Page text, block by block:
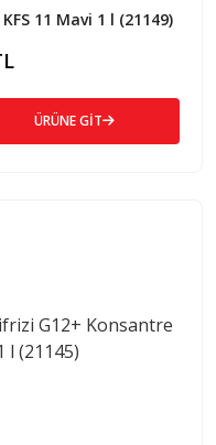
11 Mavi 1 l (21149)
ÜRÜNE GİT